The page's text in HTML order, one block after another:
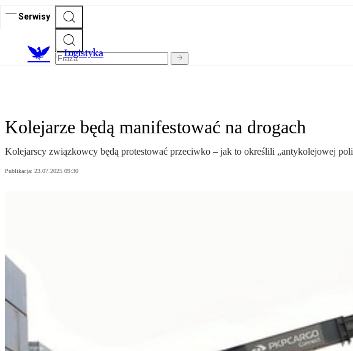
Serwisy
Logistyka
Kolejarze będą manifestować na drogach
Kolejarscy związkowcy będą protestować przeciwko – jak to określili „antykolejowej
Publikacja: 23.07.2025 09:30